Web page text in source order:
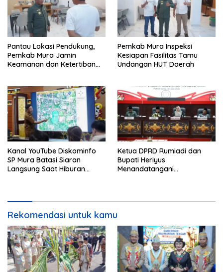
Pantau Lokasi Pendukung,
Pemkab Mura Jamin
Keamanan dan Ketertiban
Pemkab Mura Inspeksi
Kesiapan Fasilitas Tamu
Undangan HUT Daerah
Kanal YouTube Diskominfo
SP Mura Batasi Siaran
Langsung Saat Hiburan
Ketua DPRD Rumiadi dan
Bupati Heriyus
Menandatangani
Rekomendasi untuk kamu